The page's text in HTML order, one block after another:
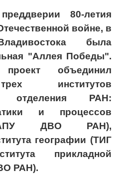
80-летия
войне, в
была
"Аллея Победы".
объединил
институтов
отделения РАН:
и процессов
ДВО РАН),
географии (ТИГ
прикладной
РАН).